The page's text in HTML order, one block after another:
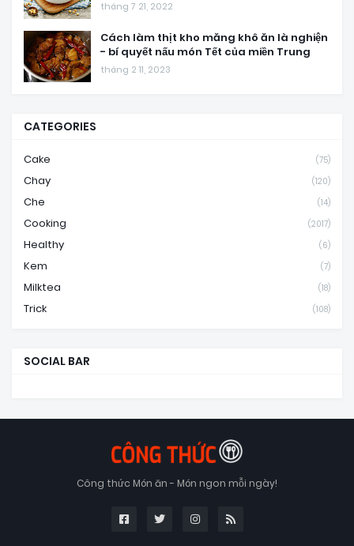
tháng 7 21, 2022
Cách làm thịt kho măng khô ăn là nghiện
- bí quyết nấu món Tết của miền Trung
tháng 2 11, 2023
CATEGORIES
Cake (75)
Chay (120)
Che (14)
Cooking (2017)
Healthy (6)
Kem (7)
Milktea (18)
Trick (108)
SOCIAL BAR
Công thức Món ăn - Món ngon mỗi ngày!